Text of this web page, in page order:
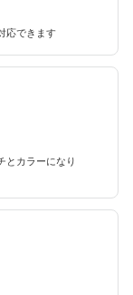
応できます
カラーになり